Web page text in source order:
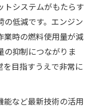
トシステムがもたらす
低減です。エンジン
業時の燃料使用量が減
の抑制につながりま
目指すうえで非常に
能など最新技術の活用